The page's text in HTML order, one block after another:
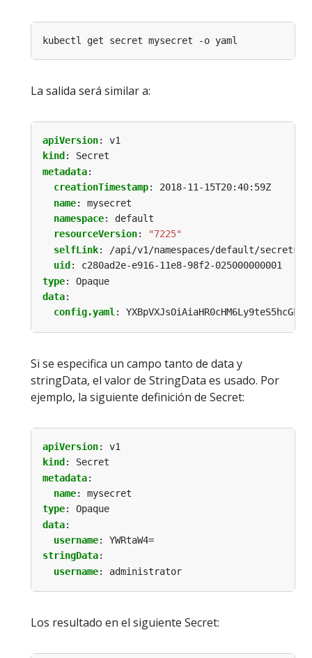
La salida será similar a:
apiVersion:
v1
kind :
Secret
metadata:
creationTimestamp:
2018-11-15T20:40:59Z
name:
mysecret
namespace:
default
resourceVersion:
"7225"
selfLink:
/api/v1/namespaces/default/secrets/
uid :
c280ad2e-e916-11e8-98f2-025000000001
type:
Opaque
data:
config.yaml:
Si se especifica un campo tanto de data y
stringData, el valor de StringData es usado. Por
ejemplo, la siguiente definición de Secret:
apiVersion:
v1
kind :
Secret
metadata:
name:
mysecret
type:
Opaque
data:
username:
YWRtaW4=
stringData:
username: administrator
Los resultado en el siguiente Secret: